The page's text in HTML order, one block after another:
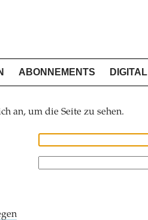
ABONNEMENTS DIGITAL
an, um die Seite zu sehen.